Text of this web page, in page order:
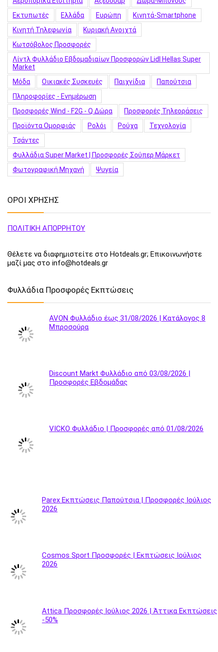
Εκτυπωτές
Ελλάδα Ευρώπη
Κινητά-Smartphone
Κινητή Τηλεφωνία
Κυριακή Ανοιχτά
Κωτσόβολος Προσφορές
Λίντλ Φυλλάδιο Εβδομαδιαίων Προσφορών Lidl Hellas Super
Market
Μόδα
Οικιακές Συσκευές Παιχνίδια
Παπούτσια
Πληροφορίες - Ενημέρωση
Προσφορές Wind - F2G - Q Δώρα
Προσφορές Τηλεοράσεις
Προϊόντα Ομορφιάς
Ρολόι Ρούχα
Τεχνολογία
Τσάντες
Φυλλάδια Super Market | Προσφορές Σούπερ Μάρκετ
Φωτογραφική Μηχανή
Ψυγεία
ΟΡΟΙ ΧΡΗΣΗΣ
ΠΟΛΙΤΙΚΗ ΑΠΟΡΡΗΤΟΥ
Θέλετε να διαφημιστείτε στο Hotdeals.gr; Επικοινωνήστε
μαζί μας στο info@hotdeals.gr
Φυλλάδια Προσφορές Εκπτώσεις
AVON Φυλλάδιο έως 31/08/2026 | Κατάλογος 8
Μπροσούρα
Discount Markt Φυλλάδιο από 03/08/2026 |
Προσφορές Εβδομάδας
VICKO Φυλλάδιο | Προσφορές από 01/08/2026
Parex Εκπτώσεις Παπούτσια | Προσφορές Ιούλιος
2026
Cosmos Sport Προσφορές | Εκπτώσεις Ιούλιος
2026
Attica Προσφορές Ιούλιος 2026 | Άττικα Εκπτώσεις
-50%